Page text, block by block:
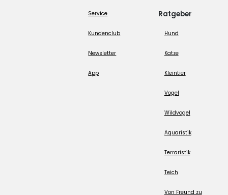
Service
Kundenclub
Newsletter
App
Ratgeber
Hund
Katze
Kleintier
Vogel
Wildvogel
Aquaristik
Terraristik
Teich
Von Freund zu